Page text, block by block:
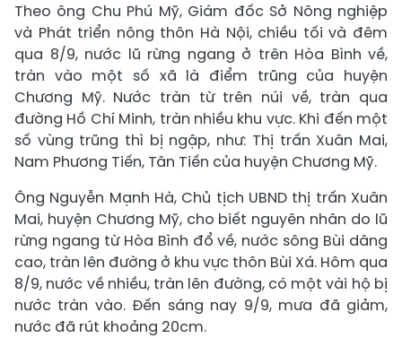
Theo ông Chu Phú Mỹ, Giám đốc Sở Nông nghiệp
và Phát triển nông thôn Hà Nội, chiều tối và đêm
qua 8/9, nước lũ rừng ngang ở trên Hòa Bình về,
tràn vào một số xã là điểm trũng của huyện
Chương Mỹ. Nước tràn từ trên núi về, tràn qua
đường Hồ Chí Minh, tràn nhiều khu vực. Khi đến một
số vùng trũng thì bị ngập, như: Thị trấn Xuân Mai,
Nam Phương Tiến, Tân Tiến của huyện Chương Mỹ.
Ông Nguyễn Mạnh Hà, Chủ tịch UBND thị trấn Xuân
Mai, huyện Chương Mỹ, cho biết nguyên nhân do lũ
rừng ngang từ Hòa Bình đổ về, nước sông Bùi dâng
cao, tràn lên đường ở khu vực thôn Bùi Xá. Hôm qua
8/9, nước về nhiều, tràn lên đường, có một vài hộ bị
nước tràn vào. Đến sáng nay 9/9, mưa đã giảm,
nước đã rút khoảng 20cm.